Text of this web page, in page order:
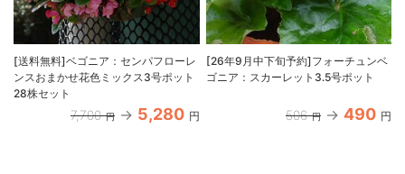
[送料無料]ベゴニア：センパフローレ
ンスおまかせ花色ミックス3号ポット
28株セット
7,700 円 5,280 円
[26年9月中下旬予約]フォーチュンベ
ゴニア：スカーレット3.5号ポット
506 円 490 円